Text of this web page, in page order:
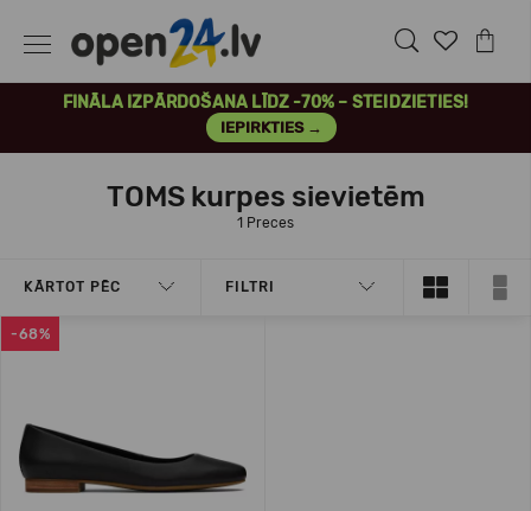
FINĀLA IZPĀRDOŠANA LĪDZ -70% – STEIDZIETIES!
IEPIRKTIES →
TOMS kurpes sievietēm
1 Preces
KĀRTOT PĒC FILTRI
-68%